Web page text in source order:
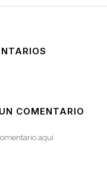
COMENTARIO